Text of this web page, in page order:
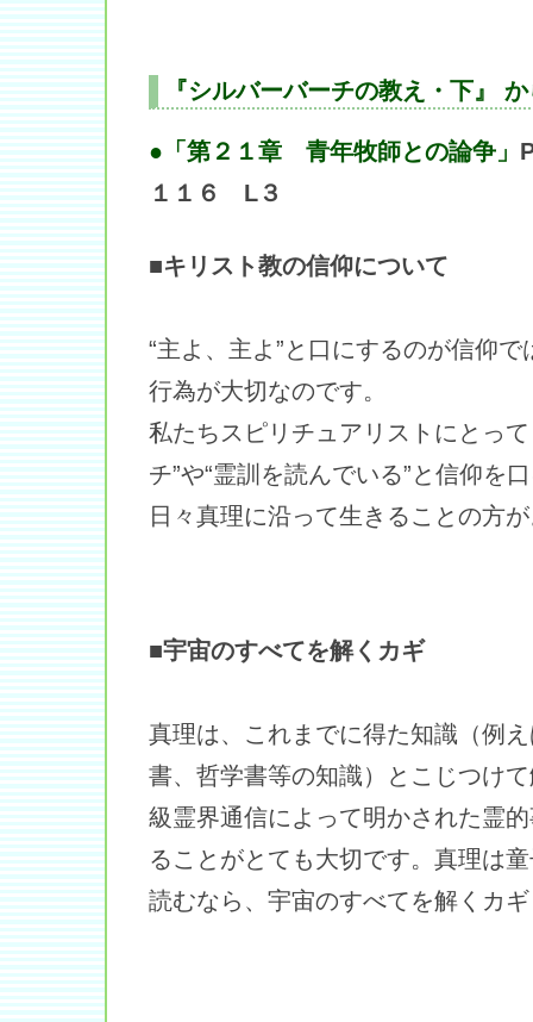
『シルバーバーチの教え・下』
●「第２１章 青年牧師との論争」
１１６ L３
■キリスト教の信仰について
“主よ、主よ”と口にするのが信仰
行為が大切なのです。
私たちスピリチュアリストにとっ
チ”や“霊訓を読んでいる”と信仰を
日々真理に沿って生きることの方
■宇宙のすべてを解くカギ
真理は、これまでに得た知識（例
書、哲学書等の知識）とこじつけ
級霊界通信によって明かされた霊
ることがとても大切です。真理は
読むなら、宇宙のすべてを解くカ